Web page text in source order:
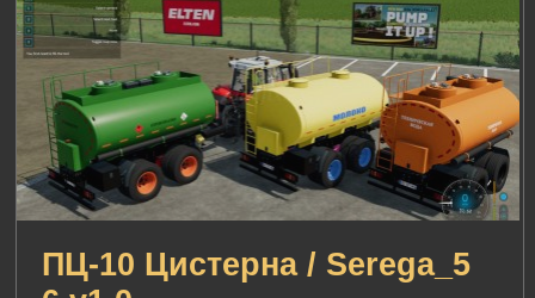
ПЦ-10 Цистерна / Serega_5